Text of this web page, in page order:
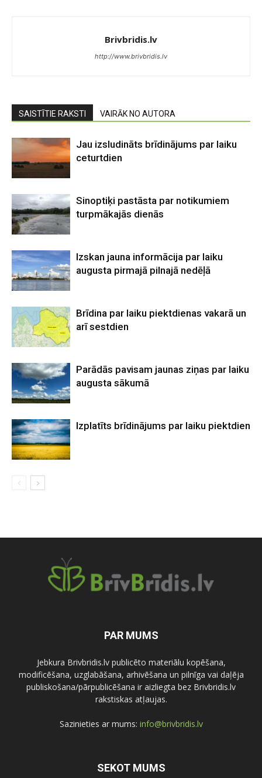
Brivbridis.lv
http://www.brivbridis.lv
SAISTĪTIE RAKSTI VAIRĀK NO AUTORA
Jau izsludināts brīdinājums par laiku
ceturtdien
Sinoptiķi pastāsta par notikumiem
turpmākajās dienās
Izskan jauna informācija par laiku
augusta pirmajā pilnajā nedēļā
Brīdina par laiku piektdienas vakarā un
arī sestdien
Parādās pavisam jaunas ziņas par laiku
augusta sākumā
Izplatīts brīdinājums par laiku piektdien
PAR MUMS
Jebkura Brivbridis.lv publicēto materiālu kopēšana,
modificēšana, uzglabāšana, arhivēšana un pilnīga vai daļēja
publiskošana/pārpublicēšana ir aizliegta bez Brivbridis.lv
rakstiskas atļaujas.
Sazinieties ar mums: info@brivbridis.lv
SEKOT MUMS